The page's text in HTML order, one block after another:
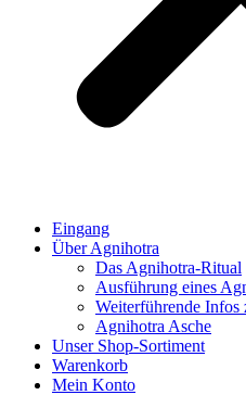
Eingang
Über Agnihotra
Das Agnihotra-Ritual
Ausführung eines
Weiterführende Infos
Agnihotra Asche
Unser Shop-Sortiment
Warenkorb
Mein Konto